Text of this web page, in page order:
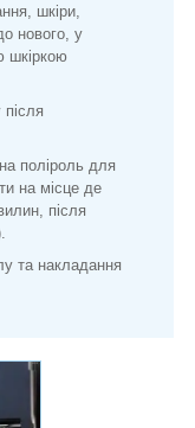
шкіри,
нового, у
шкіркою
поліроль для
на місце де
після
та накладання